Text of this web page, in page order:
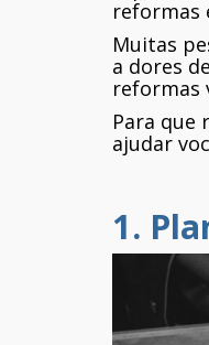
reformas
Muitas
a dores
reformas
Para que
ajudar
1.